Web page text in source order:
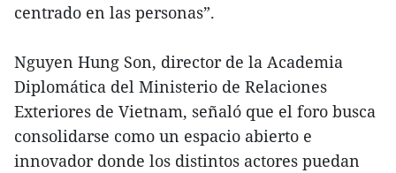
centrado en las personas”.
Nguyen Hung Son, director de la Academia
Diplomática del Ministerio de Relaciones
Exteriores de Vietnam, señaló que el foro busca
consolidarse como un espacio abierto e
innovador donde los distintos actores puedan